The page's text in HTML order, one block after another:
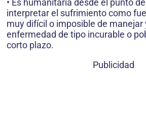
• Es humanitaria desde el punto
interpretar el sufrimiento como
muy difícil o imposible de manejar
enfermedad de tipo incurable o
corto plazo.
Publicidad